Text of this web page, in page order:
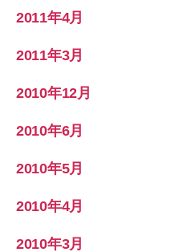
2011年4月
2011年3月
2010年12月
2010年6月
2010年5月
2010年4月
2010年3月